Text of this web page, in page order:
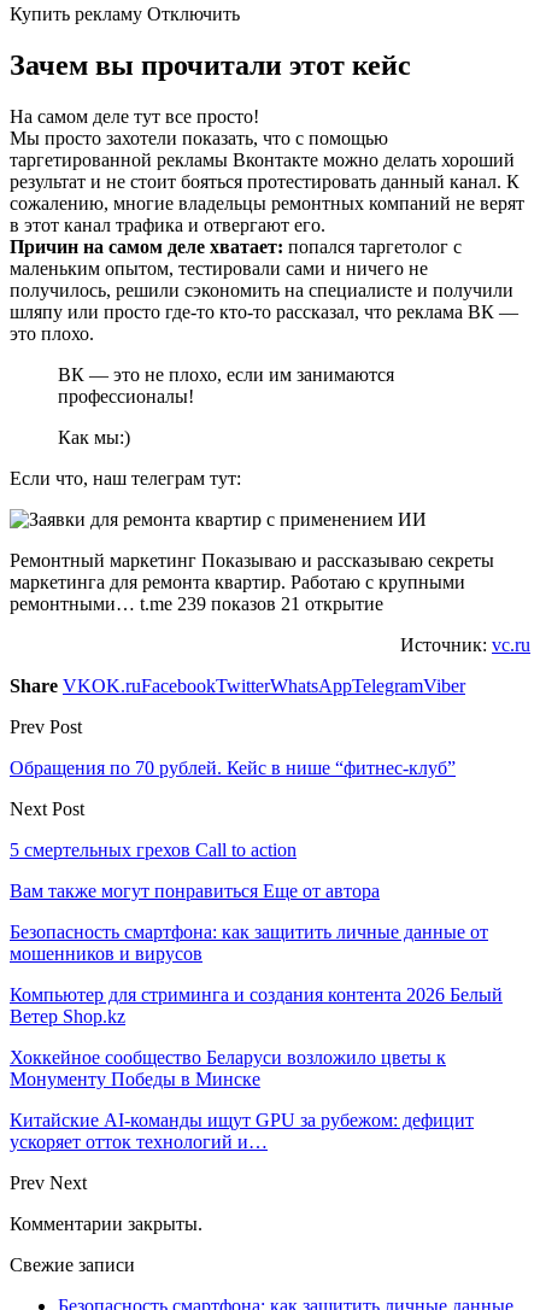
Купить рекламу Отключить
Зачем вы прочитали этот кейс
На самом деле тут все просто!
Мы просто захотели показать, что с помощью
таргетированной рекламы Вконтакте можно делать хороший
результат и не стоит бояться протестировать данный канал. К
сожалению, многие владельцы ремонтных компаний не верят
в этот канал трафика и отвергают его.
Причин на самом деле хватает: попался таргетолог с
маленьким опытом, тестировали сами и ничего не
получилось, решили сэкономить на специалисте и получили
шляпу или просто где-то кто-то рассказал, что реклама ВК —
это плохо.
ВК — это не плохо, если им занимаются
профессионалы!
Как мы:)
Если что, наш телеграм тут:
Ремонтный маркетинг Показываю и рассказываю секреты
маркетинга для ремонта квартир. Работаю с крупными
ремонтными… t.me 239 показов 21 открытие
Источник: vc.ru
Share VKOK.ruFacebookTwitterWhatsAppTelegramViber
Prev Post
Обращения по 70 рублей. Кейс в нише “фитнес-клуб”
Next Post
5 смертельных грехов Call to action
Вам также могут понравиться Еще от автора
Безопасность смартфона: как защитить личные данные от
мошенников и вирусов
Компьютер для стриминга и создания контента 2026 Белый
Ветер Shop.kz
Хоккейное сообщество Беларуси возложило цветы к
Монументу Победы в Минске
Китайские AI-команды ищут GPU за рубежом: дефицит
ускоряет отток технологий и…
Prev Next
Комментарии закрыты.
Свежие записи
Безопасность смартфона: как защитить личные данные